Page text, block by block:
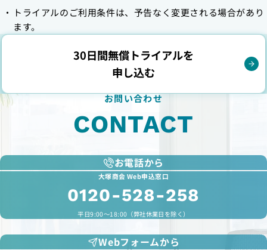
トライアルのご利用条件は、予告なく変更される場合があり
ます。
30日間無償トライアルを
申し込む
お問い合わせ
CONTACT
お電話から
大塚商会 Web申込窓口
0120-528-258
平日9:00～18:00（弊社休業日を除く）
Webフォームから